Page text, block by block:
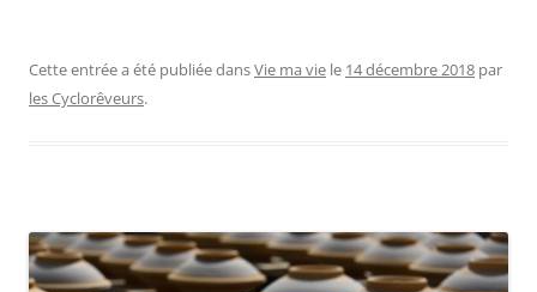
Cette entrée a été publiée dansVie ma vie le 14 décembre 2018 par
les Cyclorêveurs.